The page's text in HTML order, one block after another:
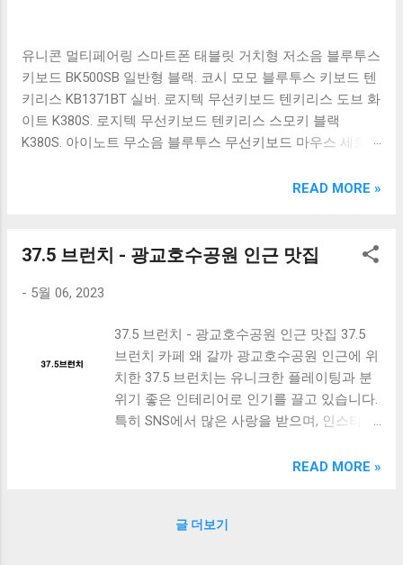
유니콘 멀티페어링 스마트폰 태블릿 거치형 저소음 블루투스
키보드 BK500SB 일반형 블랙. 코시 모모 블루투스 키보드 텐
키리스 KB1371BT 실버. 로지텍 무선키보드 텐키리스 도브 화
이트 K380S. 로지텍 무선키보드 텐키리스 스모키 블랙
K380S. 아이노트 무소음 블루투스 무선키보드 마우스 세트
OABTKBDA 퓨어 화이트. 코시 베이직 블루투스 키보드
랙. 큐센 멤브레인 무선 키보드 블랙 K1000 일반형 블루투스
다양한 할인 혜택과 빠른배송 혜택을 놓치지 않도록 먼저 확
도 많고, 가격도 다양해서 결정이 많이 어려우시죠? 특히 블
루투스키보드 같은 상품을 고를 때는 더 고민이 많을 수 밖에
없습니다. 다양한 상품들을 상세스펙 과 가격 을 꼼꼼히 비교
해서 구매하실 수 있도록 순위 추천 해드릴게요. 특가상품 보
러가기 추천상품 Best 유니콘 멀티페어링 스마트폰 태블릿
READ MORE »
37.5 브런치 - 광교호수공원 인근 맛집
- 5월 06, 2023
37.5 브런치 - 광교호수공원 인근 맛집 37.5
브런치 카페 왜 갈까 광교호수공원 인근에 위
치한 37.5 브런치는 유니크한 플레이팅과 분
위기 좋은 인테리어로 인기를 끌고 있습니다.
특히 SNS에서 많은 사랑을 받으며, 인스타그
올라와있습니다. 이곳에서 맛있는 브런치를
런치의 대표 메뉴는 에그베네딕트와 프렌치
READ MORE »
글 더보기